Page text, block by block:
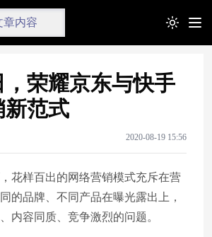
Toggle
荣耀京东与快手
新范式
2020-08-19 15:56
花样百出的网络营销模式充斥在营
的品牌、不同产品在曝光露出上，
内容同质、竞争激烈的问题。